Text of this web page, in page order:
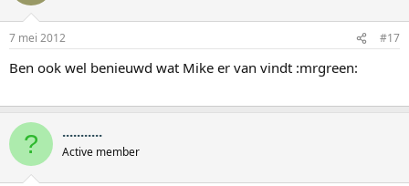
7 mei 2012 #17
Ben ook wel benieuwd wat Mike er van vindt :mrgreen:
? ...........
Active member